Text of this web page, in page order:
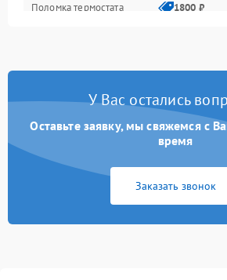
Поломка термостата 1800 ₽
Образование конденсата
1800 ₽
Сбой в работе инвертора
работе
2000 ₽
У Вас остались
Оставьте заявку, мы свяжемся с
время
Заказать звонок